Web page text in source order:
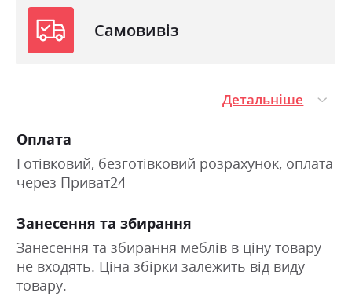
Самовивіз
Детальніше
Оплата
Готівковий, безготівковий розрахунок, оплата
через Приват24
Занесення та збирання
Занесення та збирання меблів в ціну товару
не входять. Ціна збірки залежить від виду
товару.